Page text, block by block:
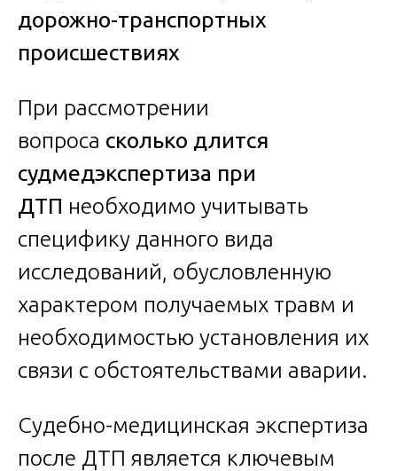
дорожно-транспортных
происшествиях
При рассмотрении
вопроса сколько длится
судмедэкспертиза при
ДТП необходимо учитывать
специфику данного вида
исследований, обусловленную
характером получаемых травм и
необходимостью установления их
связи с обстоятельствами аварии.
Судебно-медицинская экспертиза
после ДТП является ключевым